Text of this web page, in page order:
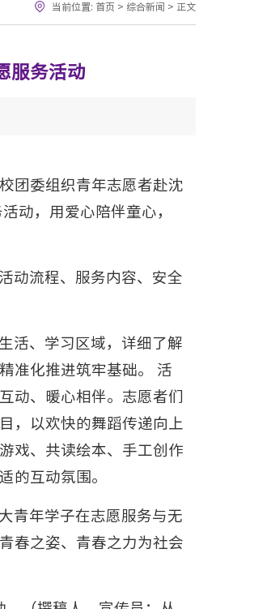
当前位置: 首页 > 综合新闻 > 正文
服务活动
团委组织青年志愿者赴沈
动，用爱心陪伴童心，
动流程、服务内容、安全
活、学习区域，详细了解
准化推进筑牢基础。 活
动、暖心相伴。志愿者们
，以欢快的舞蹈传递向上
戏、共读绘本、手工创作
的互动氛围。
青年学子在志愿服务与无
春之姿、青春之力为社会